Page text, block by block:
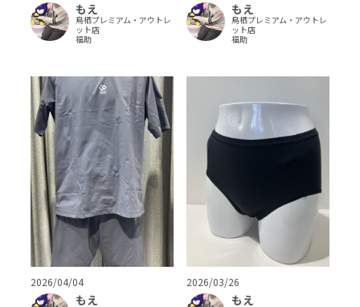
もえ
鳥栖プレミアム・アウトレ
ット店
福助
もえ
鳥栖プレミアム・アウトレ
ット店
福助
2026/04/04
もえ
2026/03/26
もえ